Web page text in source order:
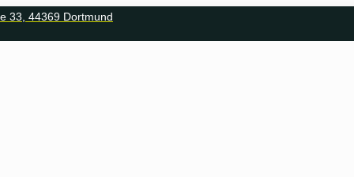
33, 44369 Dortmund